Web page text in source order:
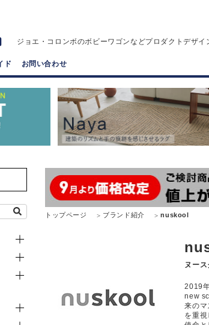
ジョエ・コロンボのボビーワゴンなどプロダクトデザ
ド お問い合わせ
トップページ ブランド紹介 nuskool
ヌー
2019
new
来のマ
を重